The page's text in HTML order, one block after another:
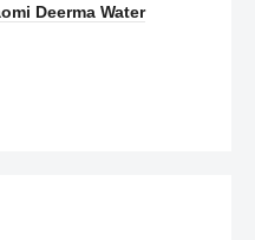
Deerma Water